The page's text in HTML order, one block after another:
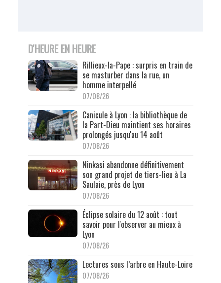
D'HEURE EN HEURE
Rillieux-la-Pape : surpris en train de
se masturber dans la rue, un
homme interpellé
07/08/26
Canicule à Lyon : la bibliothèque de
la Part-Dieu maintient ses horaires
prolongés jusqu'au 14 août
07/08/26
Ninkasi abandonne définitivement
son grand projet de tiers-lieu à La
Saulaie, près de Lyon
07/08/26
Éclipse solaire du 12 août : tout
savoir pour l'observer au mieux à
Lyon
07/08/26
Lectures sous l’arbre en Haute-Loire
07/08/26